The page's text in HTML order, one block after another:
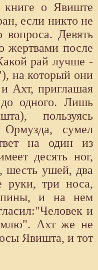
книге о Явиште
если никто не
вопроса. Девять
жертвами после
рай лучше -
на который они
Ахт, приглашая
одного. Лишь
пользуясь
Ормузда, сумел
на один из
десять ног,
шесть ушей, два
руки, три носа,
и на нем
и
Ахт же не
Явишта, и тот